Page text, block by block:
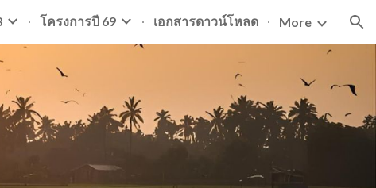
โครงการปี 69 เอกสารดาวน์โหลด More